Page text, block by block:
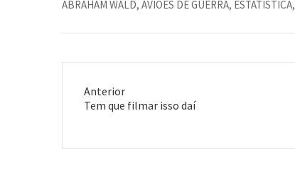
Inconformado,…
ABRAHAM WALD, AVIÕES DE GUERRA, ESTATÍSTICA,
Anterior
Post
Tem que filmar isso daí